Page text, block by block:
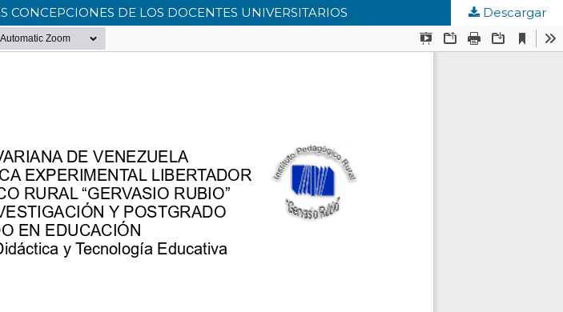
CONCEPCIONES DE LOS DOCENTES UNIVERSITARIOS Descargar